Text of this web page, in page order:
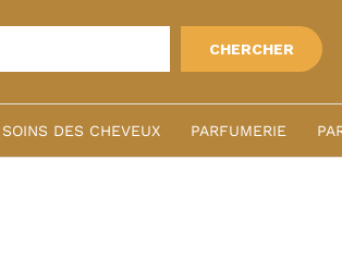
CHERCHER
SOINS DES CHEVEUX PARFUMERIE